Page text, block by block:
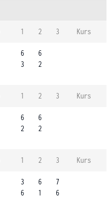
1 2 3 Kurs
6
3
6
2
1 2 3 Kurs
6
2
6
2
1 2 3 Kurs
3
6
6
1
7
6